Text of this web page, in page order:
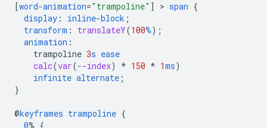
[word-animation="trampoline" ] > span {
display : inline-block ;
transform : translateY(100%);
animation :
trampoline 3s ease
calc(var(--index) * 150 * 1ms)
infinite alternate ;
}
@keyframes trampoline {
0% {